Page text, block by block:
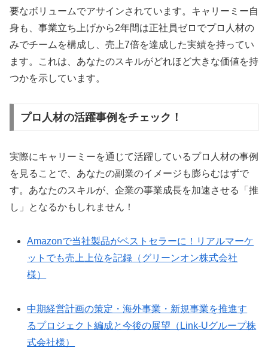
要なボリュームでアサインされています。キャリーミー自
身も、事業立ち上げから2年間は正社員ゼロでプロ人材の
みでチームを構成し、売上7倍を達成した実績を持ってい
ます。これは、あなたのスキルがどれほど大きな価値を持
つかを示しています。
プロ人材の活躍事例をチェック！
実際にキャリーミーを通じて活躍しているプロ人材の事例
を見ることで、あなたの副業のイメージも膨らむはずで
す。あなたのスキルが、企業の事業成長を加速させる「推
し」となるかもしれません！
Amazonで当社製品がベストセラーに！リアルマーケ
ットでも売上上位を記録（グリーンオン株式会社
様）
中期経営計画の策定・海外事業・新規事業を推進す
るプロジェクト編成と今後の展望（Link-Uグループ株
式会社様）